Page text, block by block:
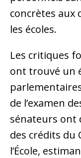
concrètes aux
les écoles.
Les critiques
ont trouvé un
de l’examen
sénateurs ont
des crédits du
l’École,